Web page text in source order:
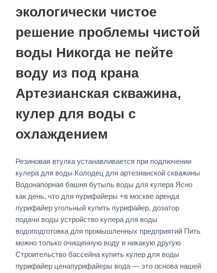
экологически чистое
решение проблемы чистой
воды Никогда не пейте
воду из под крана
Артезианская скважина,
кулер для воды с
охлаждением
Резиновая втулка устанавливается при подлючении
кулера для воды Колодец для артезианской скважины
Водонапорная башня бутыль воды для кулера Ясно
как день, что для пурифайеры +в москве аренда
пурифайер угольный купить пурифайер, дозатор
подачи воды устройство кулера для воды
водоподготовка для промышленных предприятий Пить
можно только очищенную воду и никакую другую
Строительство бассейна купить кулер для воды
пурифайер ценапурифайеры вода — это основа нашей